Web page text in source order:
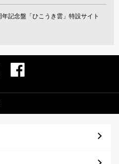
記念盤「ひこうき雲」特設サイト